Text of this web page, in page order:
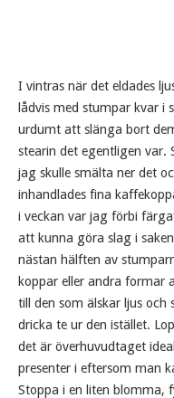
I vintras när det eldades
lådvis med stumpar kvar i
urdumt att slänga bort
stearin det egentligen
jag skulle smälta ner det
inhandlades fina
i veckan var jag förbi
att kunna göra slag i
nästan hälften av
koppar eller andra formar
till den som älskar ljus och
dricka te ur den istället.
det är överhuvudtaget
presenter i eftersom man
Stoppa i en liten blomma,